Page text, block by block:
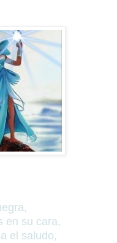
en su cara,
el saludo,